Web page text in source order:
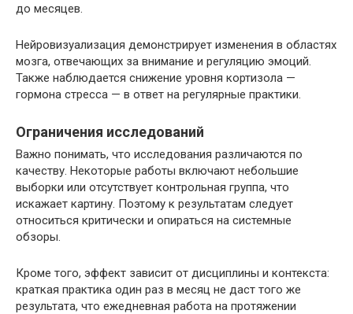
до месяцев.
Нейровизуализация демонстрирует изменения в областях
мозга, отвечающих за внимание и регуляцию эмоций.
Также наблюдается снижение уровня кортизола —
гормона стресса — в ответ на регулярные практики.
Ограничения исследований
Важно понимать, что исследования различаются по
качеству. Некоторые работы включают небольшие
выборки или отсутствует контрольная группа, что
искажает картину. Поэтому к результатам следует
относиться критически и опираться на системные
обзоры.
Кроме того, эффект зависит от дисциплины и контекста:
краткая практика один раз в месяц не даст того же
результата, что ежедневная работа на протяжении